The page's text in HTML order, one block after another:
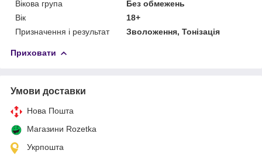
Вікова група
Без обмежень
Вік
18+
Призначення і результат
Зволоження, Тонізація
Приховати
Умови доставки
Нова Пошта
Магазини Rozetka
Укрпошта